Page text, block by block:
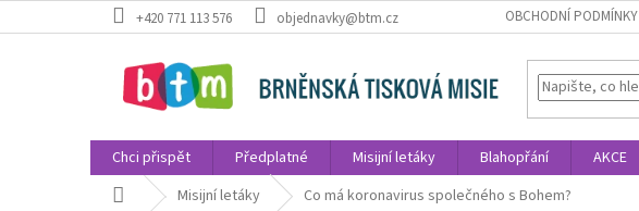
na
+420 771 113 576 objednavky@btm.cz OBCHODNÍ PODMÍNKY
Chci přispět Předplatné Misijní letáky Blahopřání AKCE
Domů Misijní letáky Co má koronavirus společného s Bohem?